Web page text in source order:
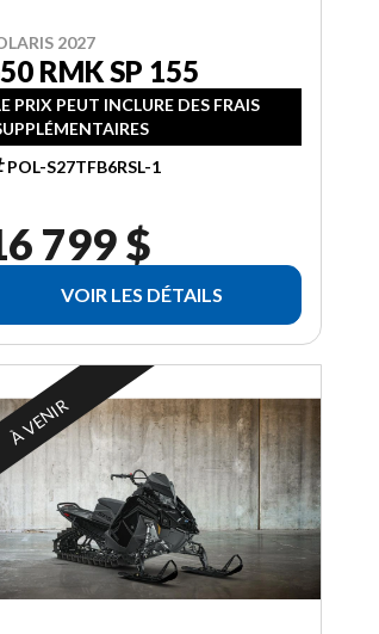
2027
RMK SP 155
PRIX PEUT INCLURE DES FRAIS
POL-S27TFB6RSL-1
799 $
VOIR LES DÉTAILS
À VENIR